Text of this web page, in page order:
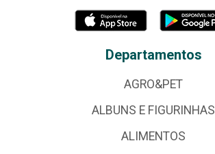
Departamentos
AGRO&PET
ALBUNS E FIGURINHAS
ALIMENTOS